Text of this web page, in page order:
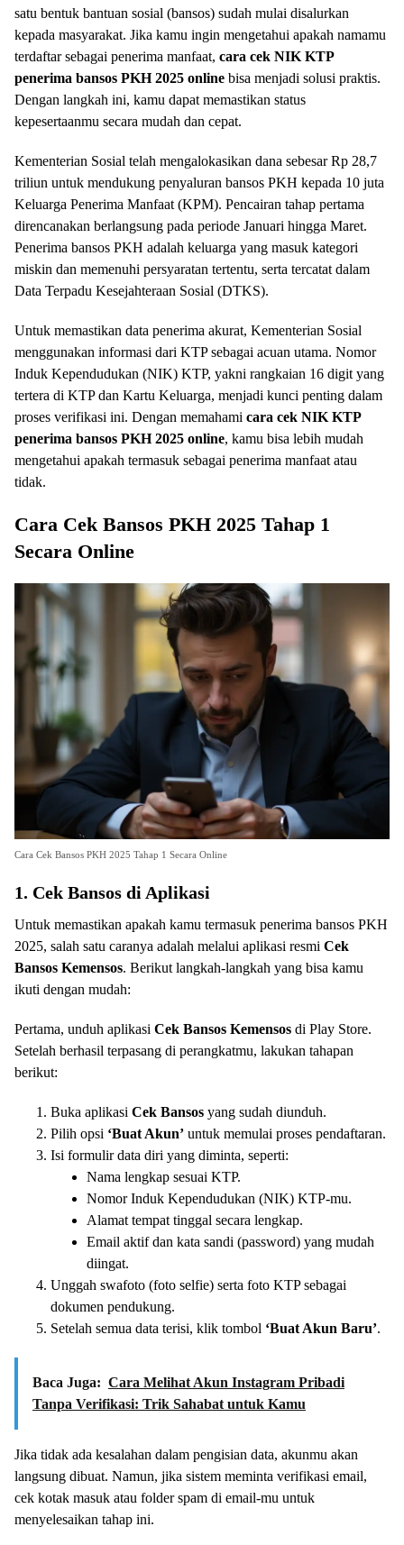
satu bentuk bantuan sosial (bansos) sudah mulai disalurkan
kepada masyarakat. Jika kamu ingin mengetahui apakah namamu
terdaftar sebagai penerima manfaat, cara cek NIK KTP
penerima bansos PKH 2025 online bisa menjadi solusi praktis.
Dengan langkah ini, kamu dapat memastikan status
kepesertaanmu secara mudah dan cepat.
Kementerian Sosial telah mengalokasikan dana sebesar Rp 28,7
triliun untuk mendukung penyaluran bansos PKH kepada 10 juta
Keluarga Penerima Manfaat (KPM). Pencairan tahap pertama
direncanakan berlangsung pada periode Januari hingga Maret.
Penerima bansos PKH adalah keluarga yang masuk kategori
miskin dan memenuhi persyaratan tertentu, serta tercatat dalam
Data Terpadu Kesejahteraan Sosial (DTKS).
Untuk memastikan data penerima akurat, Kementerian Sosial
menggunakan informasi dari KTP sebagai acuan utama. Nomor
Induk Kependudukan (NIK) KTP, yakni rangkaian 16 digit yang
tertera di KTP dan Kartu Keluarga, menjadi kunci penting dalam
proses verifikasi ini. Dengan memahami cara cek NIK KTP
penerima bansos PKH 2025 online, kamu bisa lebih mudah
mengetahui apakah termasuk sebagai penerima manfaat atau
tidak.
Cara Cek Bansos PKH 2025 Tahap 1
Secara Online
Cara Cek Bansos PKH 2025 Tahap 1 Secara Online
1. Cek Bansos di Aplikasi
Untuk memastikan apakah kamu termasuk penerima bansos PKH
2025, salah satu caranya adalah melalui aplikasi resmi Cek
Bansos Kemensos. Berikut langkah-langkah yang bisa kamu
ikuti dengan mudah:
Pertama, unduh aplikasi Cek Bansos Kemensos di Play Store.
Setelah berhasil terpasang di perangkatmu, lakukan tahapan
berikut:
Buka aplikasi Cek Bansos yang sudah diunduh.
Pilih opsi ‘Buat Akun’ untuk memulai proses pendaftaran.
Isi formulir data diri yang diminta, seperti:
Nama lengkap sesuai KTP.
Nomor Induk Kependudukan (NIK) KTP-mu.
Alamat tempat tinggal secara lengkap.
Email aktif dan kata sandi (password) yang mudah
diingat.
Unggah swafoto (foto selfie) serta foto KTP sebagai
dokumen pendukung.
Setelah semua data terisi, klik tombol ‘Buat Akun Baru’.
Baca Juga: Cara Melihat Akun Instagram Pribadi
Tanpa Verifikasi: Trik Sahabat untuk Kamu
Jika tidak ada kesalahan dalam pengisian data, akunmu akan
langsung dibuat. Namun, jika sistem meminta verifikasi email,
cek kotak masuk atau folder spam di email-mu untuk
menyelesaikan tahap ini.